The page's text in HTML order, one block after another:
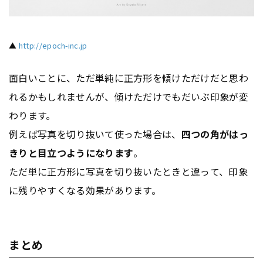
▲ http://epoch-inc.jp
面白いことに、ただ単純に正方形を傾けただけだと思わ
れるかもしれませんが、傾けただけでもだいぶ印象が変
わります。
例えば写真を切り抜いて使った場合は、 四つの角がはっ
きりと目立つようになります。
ただ単に正方形に写真を切り抜いたときと違って、印象
に残りやすくなる効果があります。
まとめ